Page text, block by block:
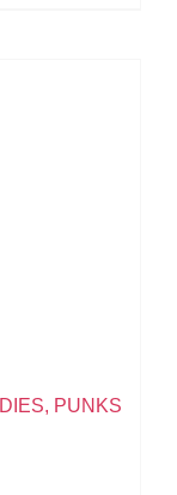
PUNKS